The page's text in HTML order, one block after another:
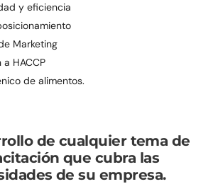
y eficiencia​
Marketing​
HACCP​
de alimentos.​
de cualquier tema de
que cubra las
de su empresa.